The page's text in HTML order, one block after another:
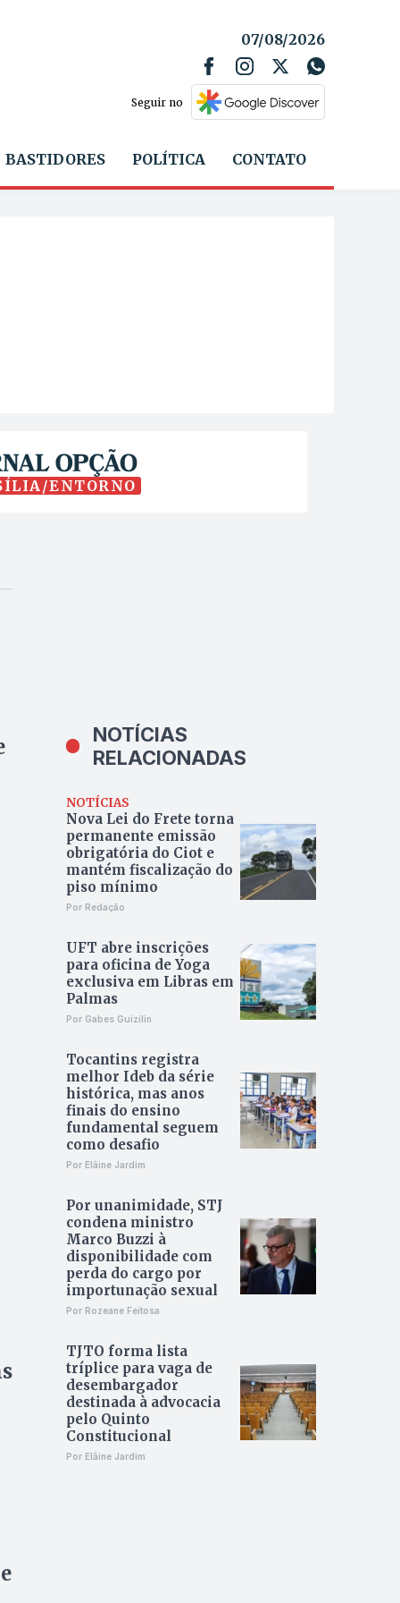
07/08/2026
Seguir no
BASTIDORES POLÍTICA CONTATO
ENTORNO
NOTÍCIAS
RELACIONADAS
NOTÍCIAS
Nova Lei do Frete torna
permanente emissão
obrigatória do Ciot e
mantém fiscalização do
piso mínimo
Por Redação
UFT abre inscrições
para oficina de Yoga
exclusiva em Libras em
Palmas
Por Gabes Guizilin
Tocantins registra
melhor Ideb da série
histórica, mas anos
finais do ensino
fundamental seguem
como desafio
Por Elâine Jardim
Por unanimidade, STJ
condena ministro
Marco Buzzi à
disponibilidade com
perda do cargo por
importunação sexual
Por Rozeane Feitosa
TJTO forma lista
tríplice para vaga de
desembargador
destinada à advocacia
pelo Quinto
Constitucional
Por Elâine Jardim